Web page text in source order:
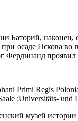
Баторий,
осаде Пскова
Фердинанд
Primi Regis
:Universitäts- und
музей истории